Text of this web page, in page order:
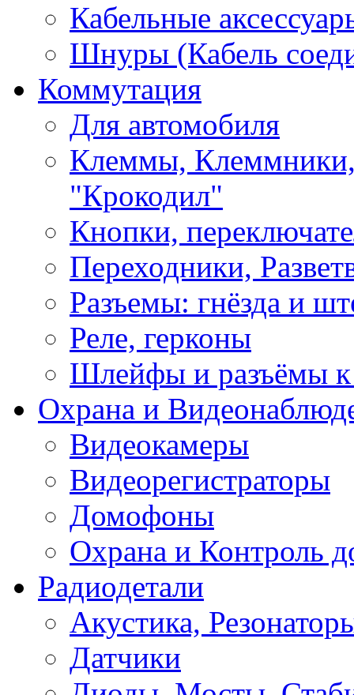
Кабельные
Шнуры (Кабель
Коммутация
Для автомобиля
Клеммы,
"Крокодил"
Кнопки,
Переходники,
Разъемы: гнёзда и
Реле, герконы
Шлейфы и разъёмы
Охрана и
Видеокамеры
Видеорегистраторы
Домофоны
Охрана и Контроль
Радиодетали
Акустика,
Датчики